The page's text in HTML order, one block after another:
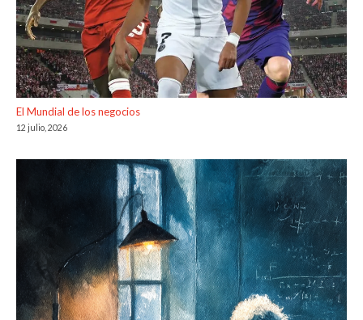
El Mundial de los negocios
12 julio, 2026